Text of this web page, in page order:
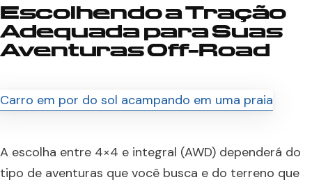
Escolhendo a Tração
Adequada para Suas
Aventuras Off-Road
A escolha entre 4×4 e integral (AWD) dependerá do
tipo de aventuras que você busca e do terreno que